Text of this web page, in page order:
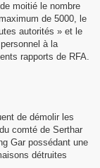
moitié le nombre
de 5000, le
autorités » et le
à la
rapports de RFA.
de démolir les
comté de Serthar
Gar possédant une
détruites